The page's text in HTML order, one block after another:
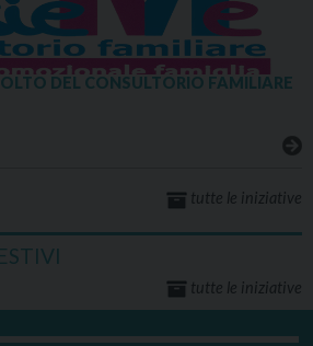
DEL CONSULTORIO FAMILIARE
tutte le iniziative
tutte le iniziative